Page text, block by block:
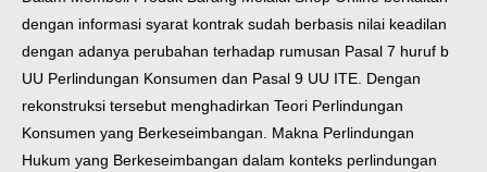
dengan informasi syarat kontrak sudah berbasis nilai keadilan
dengan adanya perubahan terhadap rumusan Pasal 7 huruf b
UU Perlindungan Konsumen dan Pasal 9 UU ITE. Dengan
rekonstruksi tersebut menghadirkan Teori Perlindungan
Konsumen yang Berkeseimbangan. Makna Perlindungan
Hukum yang Berkeseimbangan dalam konteks perlindungan